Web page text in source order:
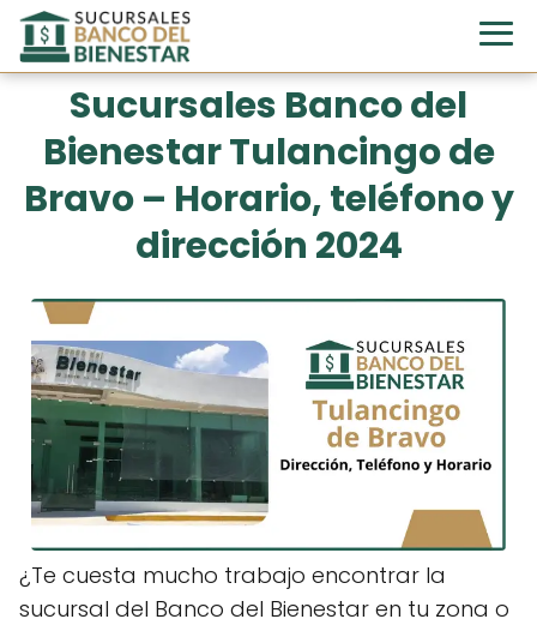
Sucursales Banco del
Bienestar Tulancingo de
Bravo – Horario, teléfono y
dirección 2024
¿Te cuesta mucho trabajo encontrar la
sucursal del Banco del Bienestar en tu zona o